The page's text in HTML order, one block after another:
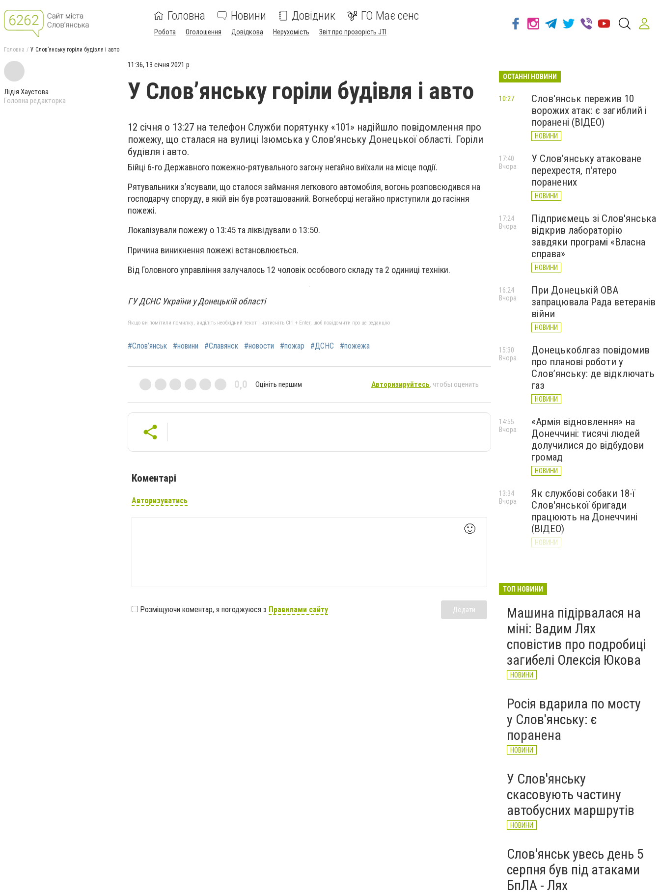
Головна Новини Довідник ГО Має сенс
Робота Оголошення Довідкова Нерухомість Звіт про прозорість JTI
Головна У Слов’янську горіли будівля і авто
Лідія Хаустова
Головна редакторка
11:36, 13 січня 2021 р.
У Слов’янську горіли будівля і авто
12 січня о 13:27 на телефон Служби порятунку «101» надійшло повідомлення про
пожежу, що сталася на вулиці Ізюмська у Слов’янську Донецької області. Горіли
будівля і авто.
Бійці 6-го Державного пожежно-рятувального загону негайно виїхали на місце події.
Рятувальники з’ясували, що сталося займання легкового автомобіля, вогонь розповсюдився на
господарчу споруду, в якій він був розташований. Вогнеборці негайно приступили до гасіння
пожежі.
Локалізували пожежу о 13:45 та ліквідували о 13:50.
Причина виникнення пожежі встановлюється.
Від Головного управління залучалось 12 чоловік особового складу та 2 одиниці техніки.
ГУ ДСНС України у Донецькій області
Якщо ви помітили помилку, виділіть необхідний текст і натисніть Ctrl + Enter, щоб повідомити про це редакцію
#Слов’янськ #новини #Славянск #новости #пожар #ДСНС #пожежа
0,0 Оцініть першим Авторизируйтесь, чтобы оценить
Коментарі
Авторизуватись
🙂
Розміщуючи коментар, я погоджуюся з Правилами сайту Додати
ОСТАННІ НОВИНИ
Слов'янськ пережив 10
ворожих атак: є загиблий і
поранені (ВІДЕО)
НОВИНИ
10:27
У Слов’янську атаковане
перехрестя, п'ятеро
поранених
НОВИНИ
17:40
Вчора
Підприємець зі Слов'янська
відкрив лабораторію
завдяки програмі «Власна
справа»
НОВИНИ
17:24
Вчора
При Донецькій ОВА
запрацювала Рада ветеранів
війни
НОВИНИ
16:24
Вчора
Донецькоблгаз повідомив
про планові роботи у
Слов’янську: де відключать
газ
НОВИНИ
15:30
Вчора
«Армія відновлення» на
Донеччині: тисячі людей
долучилися до відбудови
громад
НОВИНИ
14:55
Вчора
Як службові собаки 18-ї
Слов'янської бригади
працюють на Донеччині
(ВІДЕО)
НОВИНИ
13:34
Вчора
та найближчих напрямках
ТОП НОВИНИ
Машина підірвалася на
міні: Вадим Лях
сповістив про подробиці
загибелі Олексія Юкова
НОВИНИ
Росія вдарила по мосту
у Слов'янську: є
поранена
НОВИНИ
У Слов'янську
скасовують частину
автобусних маршрутів
НОВИНИ
Слов'янськ увесь день 5
серпня був під атаками
БпЛА - Лях